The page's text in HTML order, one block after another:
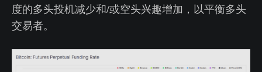
度的多头投机减少和/或空头兴趣增加，以平衡多头
交易者。